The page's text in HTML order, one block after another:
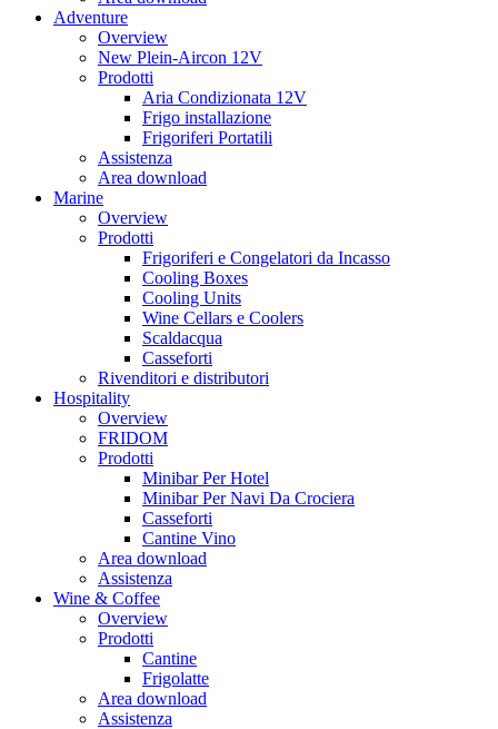
Adventure
Overview
New Plein-Aircon 12V
Prodotti
Aria Condizionata 12V
Frigo installazione
Frigoriferi Portatili
Assistenza
Area download
Marine
Overview
Prodotti
Frigoriferi e Congelatori da Incasso
Cooling Boxes
Cooling Units
Wine Cellars e Coolers
Scaldacqua
Casseforti
Rivenditori e distributori
Hospitality
Overview
FRIDOM
Prodotti
Minibar Per Hotel
Minibar Per Navi Da Crociera
Casseforti
Cantine Vino
Area download
Assistenza
Wine & Coffee
Overview
Prodotti
Cantine
Frigolatte
Area download
Assistenza